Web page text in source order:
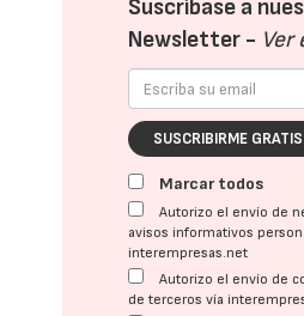
Suscríbase a
Newsletter - Ver
SUSCRIBIRME GRATIS
Marcar todos
Autorizo el envío de
avisos informativos
interempresas.net
Autorizo el envío de
de terceros vía